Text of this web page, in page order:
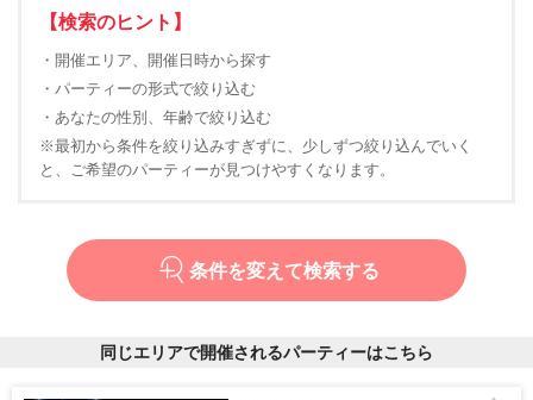
【検索のヒント】
・開催エリア、開催日時から探す
・パーティーの形式で絞り込む
・あなたの性別、年齢で絞り込む
※最初から条件を絞り込みすぎずに、少しずつ絞り込んでいく
と、ご希望のパーティーが見つけやすくなります。
条件を変えて検索する
同じエリアで開催されるパーティーはこちら